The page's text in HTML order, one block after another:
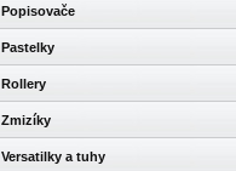
Popisovače
Pastelky
Rollery
Zmizíky
Versatilky a tuhy